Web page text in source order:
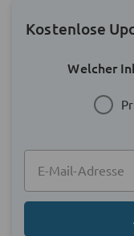
Kostenlose
Welcher